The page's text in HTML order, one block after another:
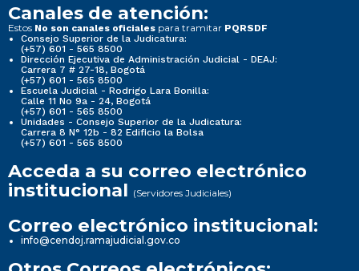
Canales de atención:
Estos No son canales oficiales para tramitar PQRSDF
Consejo Superior de la Judicatura:
(+57) 601 - 565 8500
Dirección Ejecutiva de Administración Judicial - DEAJ:
Carrera 7 # 27-18, Bogotá
(+57) 601 - 565 8500
Escuela Judicial - Rodrigo Lara Bonilla:
Calle 11 No 9a - 24, Bogotá
(+57) 601 - 565 8500
Unidades - Consejo Superior de la Judicatura:
Carrera 8 N° 12b - 82 Edificio la Bolsa
(+57) 601 - 565 8500
Acceda a su correo electrónico
institucional (Servidores Judiciales)
Correo electrónico institucional:
info@cendoj.ramajudicial.gov.co